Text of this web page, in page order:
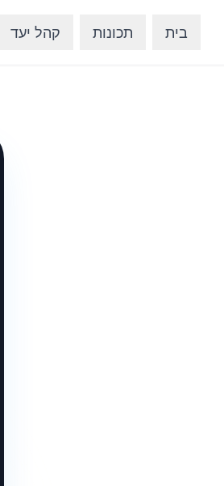
בית תכונות קהל יעד